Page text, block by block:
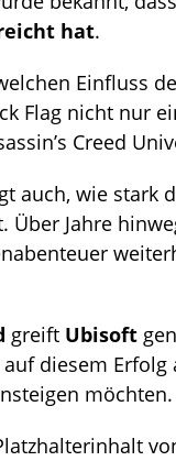
hat.
Einfluss
Flag nicht nur
Creed
auch, wie stark
Über Jahre
greift Ubisoft
diesem
möchten.